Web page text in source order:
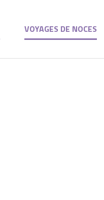
VOYAGES DE NOCES